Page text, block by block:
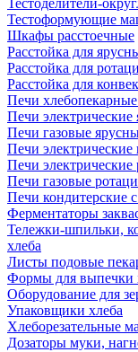
Тестоделители-
Тестоформующие
Шкафы расстоечные
Расстойка для
Расстойка для
Расстойка для
Печи
Печи
Печи газовые
Печи
Печи
Печи газовые
Печи кондитерские
Ферментаторы
Тележки-шпильки,
хлеба
Листы подовые
Формы для выпечки
Оборудование для
Упаковщики хлеба
Хлеборезательные
Дозаторы муки,